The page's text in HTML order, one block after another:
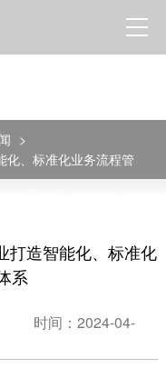
>
化、标准化业务流程管
打造智能化、标准化
系
时间：2024-04-